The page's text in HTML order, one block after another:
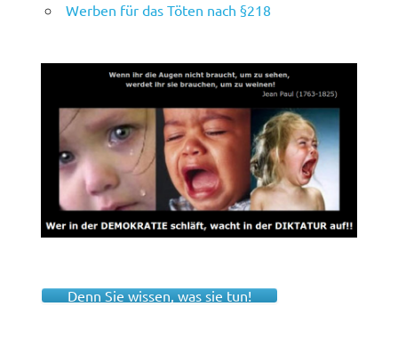
Werben für das Töten nach §218
Denn Sie wissen, was sie tun!